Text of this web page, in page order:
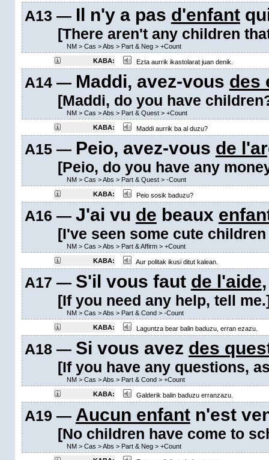
A13 — Il n'y a pas d'enfant
[There aren't any children
NM> Cas >Abs > Part & Neg> +Count
KABA:
Ezta aurrik ikastolarat juan denik.
A14 — Maddi, avez-vous des
[Maddi, do you have
NM> Cas >Abs > Part & Quest> +Count
KABA:
Maddi aurrik ba al duzu?
A15 — Peio, avez-vous de
[Peio, do you have any
NM> Cas >Abs > Part & Quest> -Count
KABA:
Peio sosik baduzu?
A16 — J'ai vu de beaux
[I've seen some cute
NM> Cas >Abs > Part & Affirm> +Count
KABA:
Aur politak ikusi ditut kalean.
A17 — S'il vous faut de l'aide
[If you need any help, tell
NM> Cas >Abs > Part & Cond> -Count
KABA:
Laguntza bear balin baduzu, erran ezazu.
A18 — Si vous avez des
[If you have any questions,
NM> Cas >Abs > Part & Cond> +Count
KABA:
Galderik balin baduzu erranzazu.
A19 — Aucun enfantn'est
[No children have come to
NM> Cas >Abs > Part & Neg> +Count